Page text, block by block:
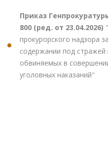
Приказ
800 (ред. от 23.04.2026)
прокурорского надзора
содержании под
обвиняемых в
уголовных наказаний"